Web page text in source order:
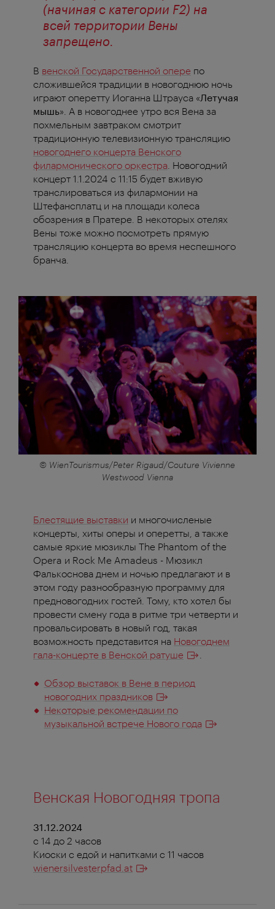
(начиная с категории F2) на
всей территории Вены
запрещено.
В венской Государственной опере по
сложившейся традиции в новогоднюю ночь
играют оперетту Иоганна Штрауса «Летучая
мышь». А в новогоднее утро вся Вена за
похмельным завтраком смотрит
традиционную телевизионную трансляцию
новогоднего концерта Венского
филармонического оркестра . Новогодний
концерт 1.1.2024 с 11:15 будет вживую
транслироваться из филармонии на
Штефансплатц и на площади колеса
обозрения в Пратере. В некоторых отелях
Вены тоже можно посмотреть прямую
трансляцию концерта во время неспешного
бранча.
© WienTourismus/Peter Rigaud/Couture Vivienne
Westwood Vienna
Блестящие выставки и многочисленые
концерты, хиты оперы и оперетты, а также
самые яркие мюзиклы The Phantom of the
Opera и Rock Me Amadeus - Мюзикл
Фалькоснова днем и ночью предлагают и в
этом году разнообразную программу для
предновогодних гостей. Тому, кто хотел бы
провести смену года в ритме три четверти и
провальсировать в новый год, такая
возможность представится на Новогоднем
гала-концерте в Венской ратуше
Обзор выставок в Вене в период
новогодних праздников
Некоторые рекомендации по
музыкальной встрече Нового года
Венская Новогодняя тропа
31.12.2024
с 14 до 2 часов
Киоски с едой и напитками с 11 часов
wienersilvesterpfad.at